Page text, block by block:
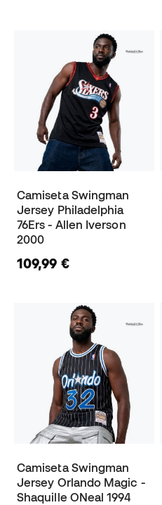
Camiseta Swingman
Jersey Philadelphia
76Ers - Allen Iverson
2000
109,99 €
Camiseta Swingman
Jersey Orlando Magic -
Shaquille ONeal 1994